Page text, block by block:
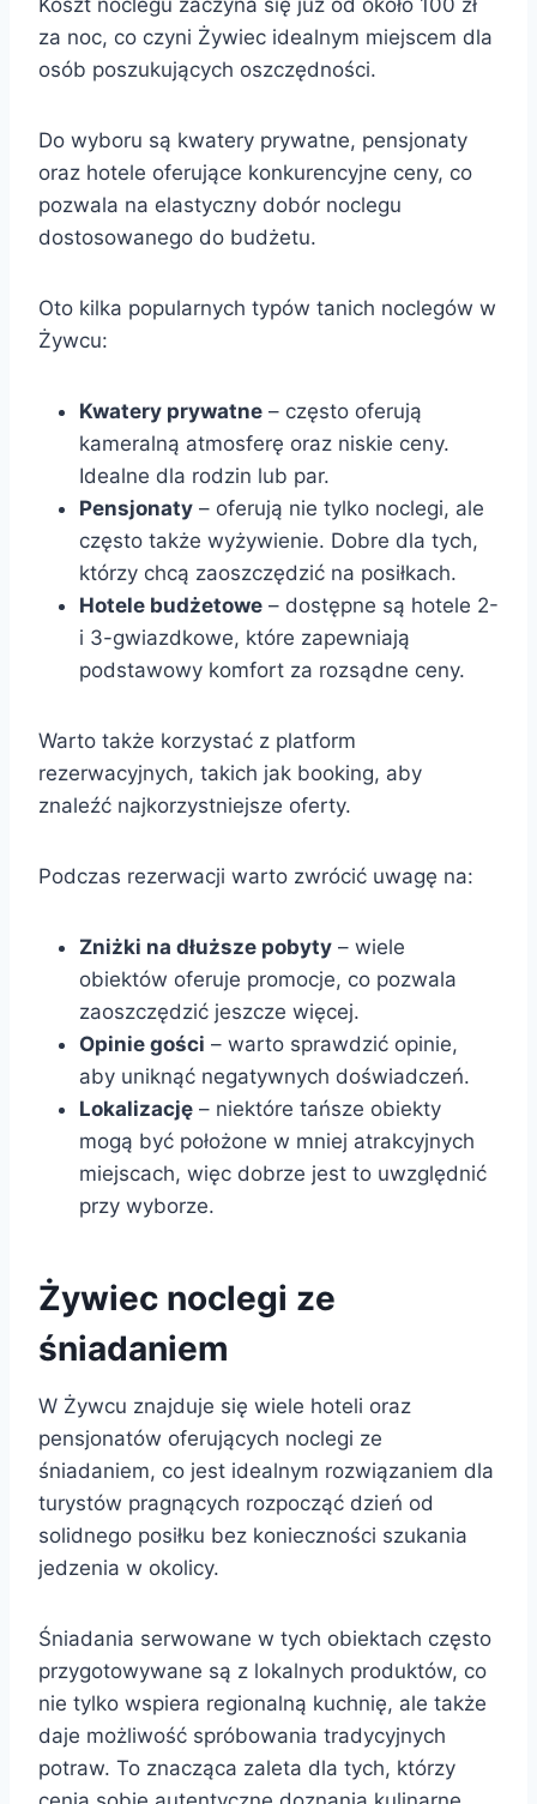
za noc, co czyni Żywiec idealnym miejscem dla
osób poszukujących oszczędności.
Do wyboru są kwatery prywatne, pensjonaty
oraz hotele oferujące konkurencyjne ceny, co
pozwala na elastyczny dobór noclegu
dostosowanego do budżetu.
Oto kilka popularnych typów tanich noclegów w
Żywcu:
Kwatery prywatne – często oferują
kameralną atmosferę oraz niskie ceny.
Idealne dla rodzin lub par.
Pensjonaty – oferują nie tylko noclegi, ale
często także wyżywienie. Dobre dla tych,
którzy chcą zaoszczędzić na posiłkach.
Hotele budżetowe – dostępne są hotele 2-
i 3-gwiazdkowe, które zapewniają
podstawowy komfort za rozsądne ceny.
Warto także korzystać z platform
rezerwacyjnych, takich jak booking, aby
znaleźć najkorzystniejsze oferty.
Podczas rezerwacji warto zwrócić uwagę na:
Zniżki na dłuższe pobyty – wiele
obiektów oferuje promocje, co pozwala
zaoszczędzić jeszcze więcej.
Opinie gości – warto sprawdzić opinie,
aby uniknąć negatywnych doświadczeń.
Lokalizację – niektóre tańsze obiekty
mogą być położone w mniej atrakcyjnych
miejscach, więc dobrze jest to uwzględnić
przy wyborze.
Żywiec noclegi ze
śniadaniem
W Żywcu znajduje się wiele hoteli oraz
pensjonatów oferujących noclegi ze
śniadaniem, co jest idealnym rozwiązaniem dla
turystów pragnących rozpocząć dzień od
solidnego posiłku bez konieczności szukania
jedzenia w okolicy.
Śniadania serwowane w tych obiektach często
przygotowywane są z lokalnych produktów, co
nie tylko wspiera regionalną kuchnię, ale także
daje możliwość spróbowania tradycyjnych
potraw. To znacząca zaleta dla tych, którzy